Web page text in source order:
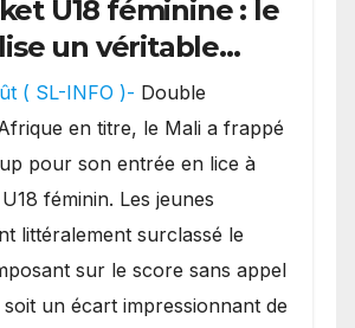
U18 féminine : le
un véritable
et inflige
défaite au
( SL-INFO )- Double
en titre, le Mali a frappé
pour son entrée en lice à
féminin. Les jeunes
littéralement surclassé le
sur le score sans appel
un écart impressionnant de